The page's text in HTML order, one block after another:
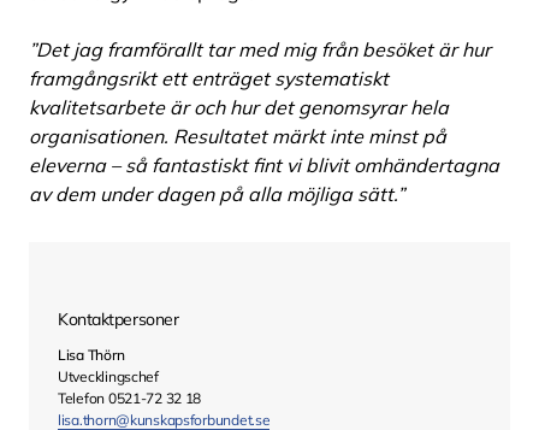
”Det jag framförallt tar med mig från besöket är hur
framgångsrikt ett enträget systematiskt
kvalitetsarbete är och hur det genomsyrar hela
organisationen. Resultatet märkt inte minst på
eleverna – så fantastiskt fint vi blivit omhändertagna
av dem under dagen på alla möjliga sätt.”
Kontaktpersoner
Lisa Thörn
Utvecklingschef
Telefon 0521-72 32 18
lisa.thorn@kunskapsforbundet.se